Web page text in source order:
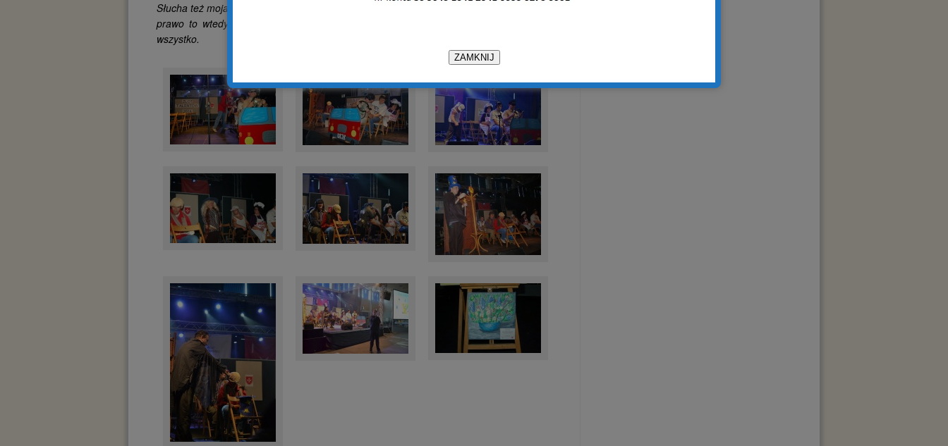
Słucha też moja siostra i moja mama. Czasami tańczę kaczuszki. Jak dokręcę do końca w
prawo to wtedy muszę wyłączyć. Wyciągam wtyczkę i wtedy kończę grać. I to chyba
wszystko.
ZAMKNIJ